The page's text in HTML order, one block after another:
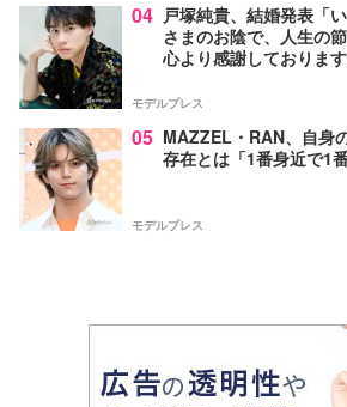
04 戸塚純貴、結婚発表「
さまのお陰で、人生の
心より感謝しております
モデルプレス
05 MAZZEL・RAN、自身
存在とは「1番身近で1
モデルプレス